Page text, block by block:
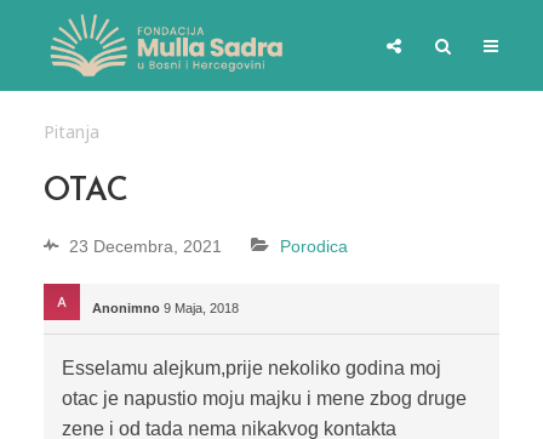
Pitanja
OTAC
23 Decembra, 2021 Porodica
Anonimno 9 Maja, 2018
Esselamu alejkum,prije nekoliko godina moj
otac je napustio moju majku i mene zbog druge
zene i od tada nema nikakvog kontakta